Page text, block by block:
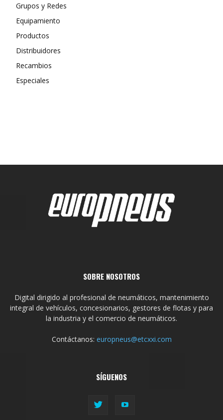
Grupos y Redes
Equipamiento
Productos
Distribuidores
Recambios
Especiales
SOBRE NOSOTROS
Digital dirigido al profesional de neumáticos, mantenimiento
integral de vehículos, concesionarios, gestores de flotas y para
la industria y el comercio de neumáticos.
Contáctanos: europneus@etcxxi.com
SÍGUENOS